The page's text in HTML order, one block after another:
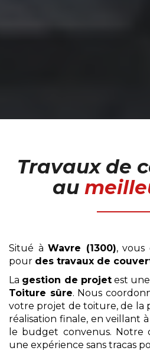
Travaux de
au
Situé àWavre (1300), vous
pour des travaux de
La gestion de projetest
Toiture sûre. Nous
votre projet de toiture, de la
réalisation finale, en veillant
le budget convenus.
une expérience sans tracas